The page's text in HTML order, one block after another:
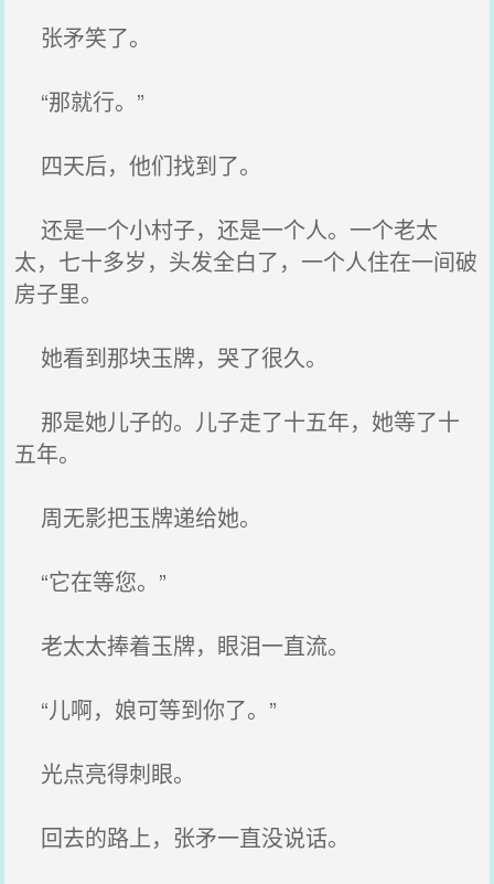
张矛笑了。
“那就行。”
四天后，他们找到了。
还是一个小村子，还是一个人。一个老太
太，七十多岁，头发全白了，一个人住在一间破
房子里。
她看到那块玉牌，哭了很久。
那是她儿子的。儿子走了十五年，她等了十
五年。
周无影把玉牌递给她。
“它在等您。”
老太太捧着玉牌，眼泪一直流。
“儿啊，娘可等到你了。”
光点亮得刺眼。
回去的路上，张矛一直没说话。